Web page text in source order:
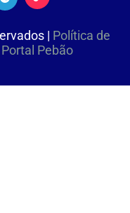
| Política de
Portal Pebão